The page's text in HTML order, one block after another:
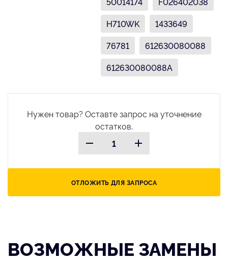
H710WK
1433649
76781
612630080088
612630080088A
Нужен товар? Оставте запрос на уточнение
остатков.
ОТЛОЖИТЬ ДЛЯ ЗАПРОСА
ВОЗМОЖНЫЕ ЗАМЕНЫ